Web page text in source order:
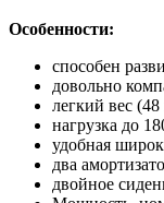
Особенности:
способен
довольно
легкий вес (48
нагрузка до
удобная
два
двойное